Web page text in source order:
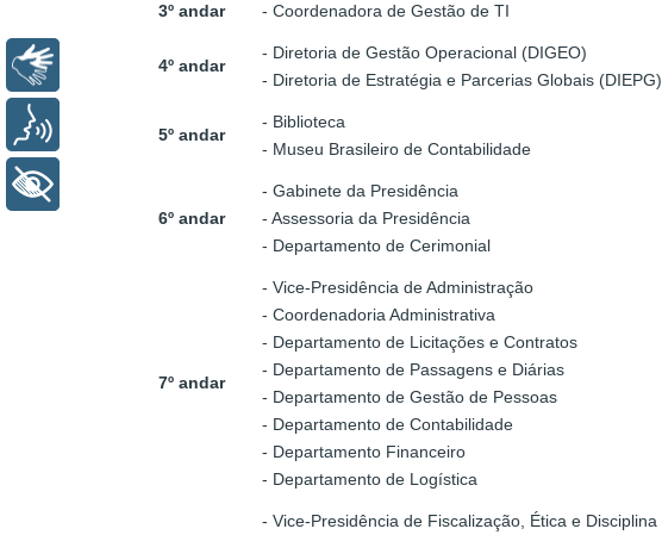
3º andar - Coordenadora de Gestão de TI
4º andar
- Diretoria de Gestão Operacional (DIGEO)
- Diretoria de Estratégia e Parcerias Globais (DIEPG)
5º andar
- Biblioteca
- Museu Brasileiro de Contabilidade
6º andar
- Gabinete da Presidência
- Assessoria da Presidência
- Departamento de Cerimonial
7º andar
- Vice-Presidência de Administração
- Coordenadoria Administrativa
- Departamento de Licitações e Contratos
- Departamento de Passagens e Diárias
- Departamento de Gestão de Pessoas
- Departamento de Contabilidade
- Departamento Financeiro
- Departamento de Logística
- Vice-Presidência de Fiscalização, Ética e Disciplina